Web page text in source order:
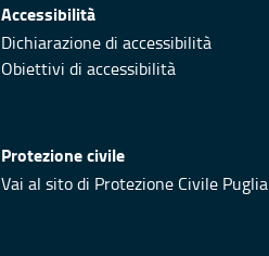
Accessibilità
Dichiarazione di accessibilità
Obiettivi di accessibilità
Protezione civile
Vai al sito di Protezione Civile Puglia